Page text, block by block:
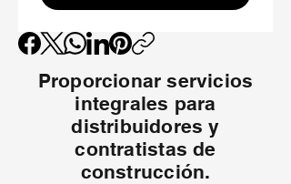
Superficie Antideslizante
superior texturizada mejora la
seguridad durante la instalación,
ideal para techos de pendiente
pronunciada.
Diseño Ligero: Más fácil de
manejar que el fieltro asfáltico,
Proporcionar servicios
integrales para
distribuidores y
contratistas de
construcción.